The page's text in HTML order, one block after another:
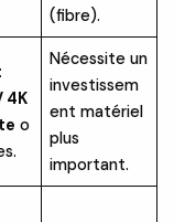
(fibre).
4K
o
Nécessite un
investissem
ent matériel
plus
important.